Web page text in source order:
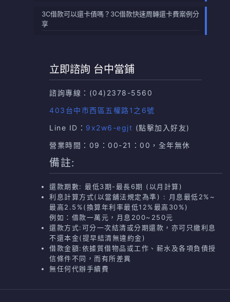
3C借款可以還卡債嗎？3C借款快速周轉還卡費案例分
享
立即諮詢 台中當鋪
諮詢專線： (04)2378-5560
403台中市西區五權路1之6號
Line ID： 9x2w6-egjt (點擊加入好友)
營業時間：09：00-21：00，全年無休
備註:
還款期數: 最低3期-最長6期 (以月計算)
利息計算方式(以當舖法規定為準) : 月息最低2%~
最高2.5%(換算年利率最低12%最高30%)
例如：借款一萬元，月息200~250元
還款方式:可分一次結清或分期還款，亦可只繳利息
不還本金(提早結清無違約金)
借款金額:依據質借物品或工作、薪水及各項負債授
信條件不同，而有所差異
無任何代辦手續費